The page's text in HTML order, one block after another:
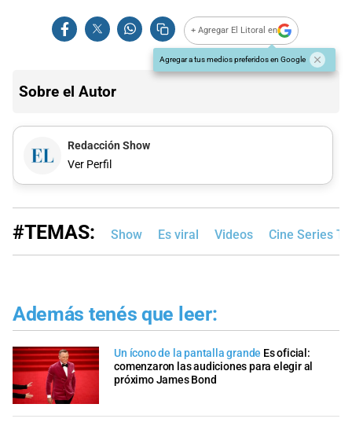
+ Agregar El Litoral en
Agregar a tus medios preferidos en Google
Sobre el Autor
Redacción Show
Ver Perfil
#TEMAS: Show Es viral Videos Cine Series
Además tenés que leer:
Un ícono de la pantalla grande Es oficial:
comenzaron las audiciones para elegir al
próximo James Bond